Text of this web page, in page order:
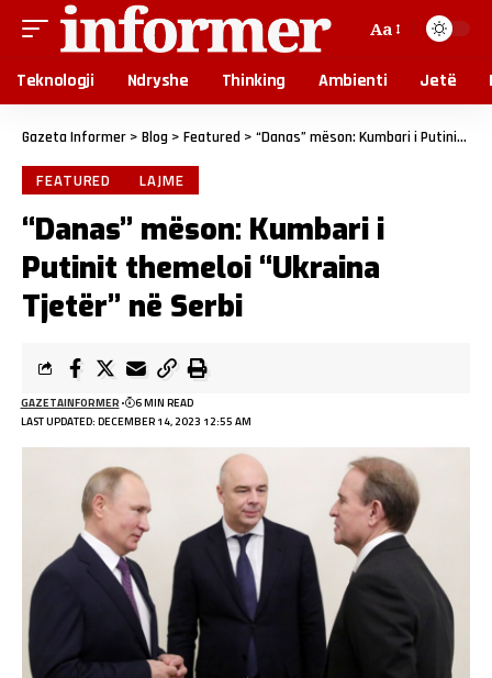
Aa
Teknologji Ndryshe Thinking Ambienti Jetë
Gazeta Informer > Blog > Featured > “Danas” mëson: Kumbari i Putinit themeloi “Ukraina Tjetër” në Serbi
FEATURED LAJME
“Danas” mëson: Kumbari i
Putinit themeloi “Ukraina
Tjetër” në Serbi
LAST UPDATED: DECEMBER 14, 2023 12:55 AM
GAZETAINFORMER 6 MIN READ